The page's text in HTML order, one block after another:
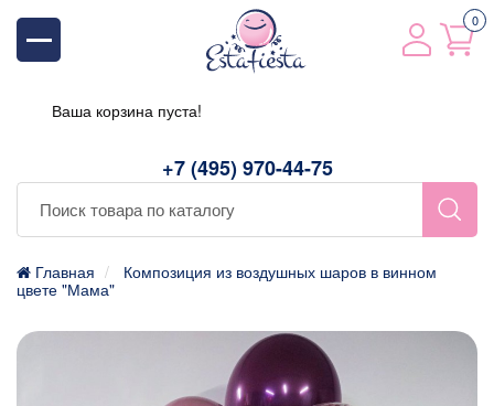
+7 (495) 970-44-75
0
Ваша корзина пуста!
Главная
Композиция из воздушных шаров в винном
цвете "Мама"